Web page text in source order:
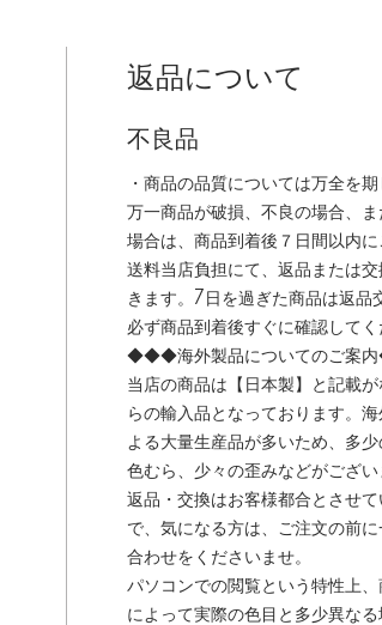
返品について
不良品
・商品の品質については万全を期
万一商品が破損、不良の場合、
場合は、商品到着後７日間以内に
送料当店負担にて、返品または
きます。7日を過ぎた商品は返品
必ず商品到着後すぐに確認してく
◆◆◆海外製品についてのご案
当店の商品は【日本製】と記載
らの輸入品となっております。
よる大量生産品が多いため、多少
色むら、少々の歪みなどがござ
返品・交換はお客様都合とさせ
で、気になる方は、ご注文の前
合わせをくださいませ。
パソコンでの閲覧という特性上
によって実際の色目と多少異な